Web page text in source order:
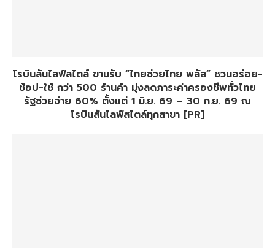
โรบินสันไลฟ์สไตล์ ขานรับ “ไทยช่วยไทย พลัส” ชวนอร่อย-
ช้อป-ใช้ กว่า 500 ร้านค้า มุ่งลดภาระค่าครองชีพทั่วไทย
รัฐช่วยจ่าย 60% ตั้งแต่ 1 มิ.ย. 69 – 30 ก.ย. 69 ณ
โรบินสันไลฟ์สไตล์ทุกสาขา [PR]